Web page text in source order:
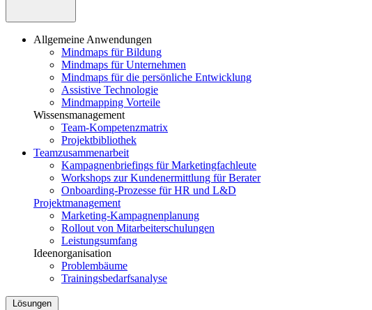
Allgemeine Anwendungen
Mindmaps für Bildung
Mindmaps für Unternehmen
Mindmaps für die persönliche Entwicklung
Assistive Technologie
Mindmapping Vorteile
Wissensmanagement
Team-Kompetenzmatrix
Projektbibliothek
Teamzusammenarbeit
Kampagnenbriefings für Marketingfachleute
Workshops zur Kundenermittlung für Berater
Onboarding-Prozesse für HR und L&D
Projektmanagement
Marketing-Kampagnenplanung
Rollout von Mitarbeiterschulungen
Leistungsumfang
Ideenorganisation
Problembäume
Trainingsbedarfsanalyse
Lösungen